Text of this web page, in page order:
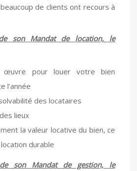
de clients ont recours à
son Mandat de location, le
pour louer votre bien
l’année
des locataires
lieux
la valeur locative du bien, ce
durable
son Mandat de gestion, le